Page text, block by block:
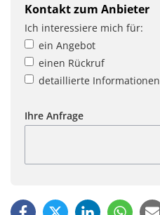
Kontakt zum Anbieter
Ich interessiere mich für:
ein Angebot
einen Rückruf
detaillierte Informationen
Ihre Anfrage